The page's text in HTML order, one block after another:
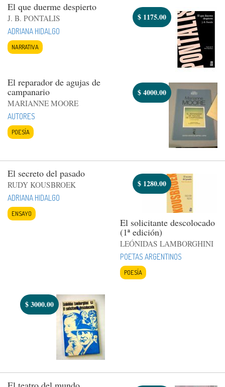
El que duerme despierto
J. B. PONTALIS
ADRIANA HIDALGO
NARRATIVA
$ 1175.00
El reparador de agujas de
campanario
MARIANNE MOORE
AUTORES
POESÍA
$4000.00
El secreto del pasado
RUDY KOUSBROEK
ADRIANA HIDALGO
ENSAYO
$ 1280.00
El solicitante descolocado
(1ª edición)
LEÓNIDAS LAMBORGHINI
POETAS ARGENTINOS
POESÍA
$3000.00